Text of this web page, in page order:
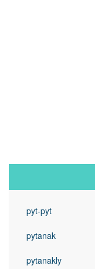
pyt-pyt
pytanak
pytanakly